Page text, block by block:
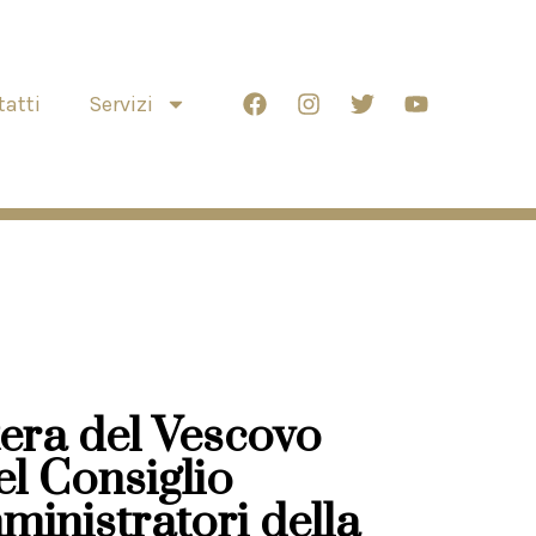
Servizi
del Vescovo
Consiglio
della